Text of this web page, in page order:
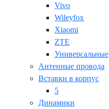
Vivo
Wileyfox
Xiaomi
ZTE
Универсальные
Антенные провода
Вставки в корпус
5
Динамики